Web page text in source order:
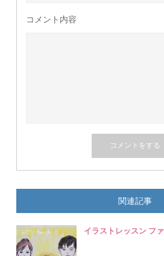
コメント内容
関連記事
イラストレッスン フ